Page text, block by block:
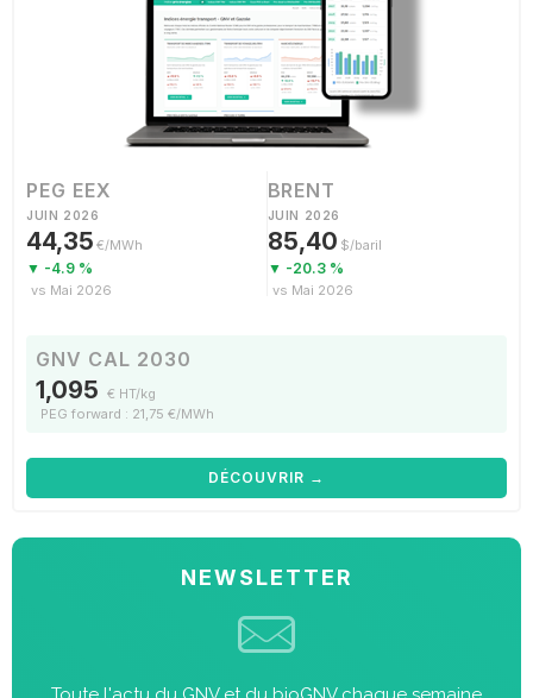
PEG EEX
JUIN 2026
44,35 €/MWh
▼ -4.9 %
vs Mai 2026
BRENT
JUIN 2026
85,40 $/baril
▼ -20.3 %
vs Mai 2026
GNV CAL 2030
1,095 € HT/kg
PEG forward : 21,75 €/MWh
DÉCOUVRIR →
NEWSLETTER